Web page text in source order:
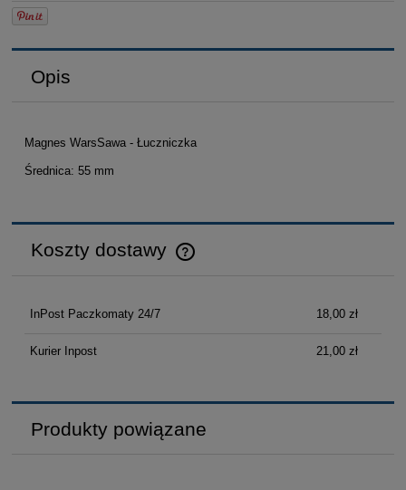
Opis
Magnes WarsSawa - Łuczniczka
Średnica: 55 mm
Koszty dostawy
Cena nie zawiera ewentualnych kosztów płatności
InPost Paczkomaty 24/7 18,00 zł
Kurier Inpost 21,00 zł
Produkty powiązane